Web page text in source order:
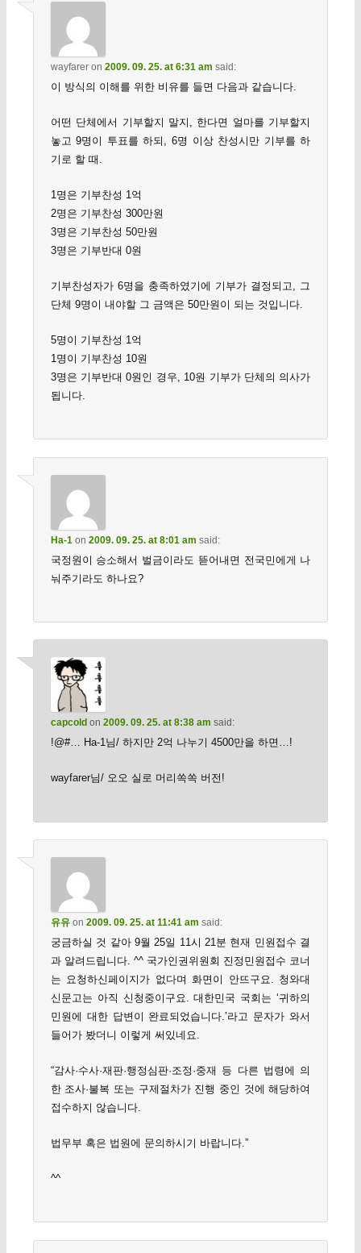
wayfareron 2009. 09. 25. at 6:31 am said:
이 방식의 이해를 위한 비유를 들면 다음과 같습니다.
어떤 단체에서 기부할지 말지, 한다면 얼마를 기부할지
놓고 9명이 투표를 하되, 6명 이상 찬성시만 기부를 하
기로 할 때.
1명은 기부찬성 1억
2명은 기부찬성 300만원
3명은 기부찬성 50만원
3명은 기부반대 0원
기부찬성자가 6명을 충족하였기에 기부가 결정되고, 그
단체 9명이 내야할 그 금액은 50만원이 되는 것입니다.
5명이 기부찬성 1억
1명이 기부찬성 10원
3명은 기부반대 0원인 경우, 10원 기부가 단체의 의사가
됩니다.
Ha-1 on 2009. 09. 25. at 8:01 am said:
국정원이 승소해서 벌금이라도 뜯어내면 전국민에게 나
눠주기라도 하나요?
capcold on 2009. 09. 25. at 8:38 am said:
!@#… Ha-1님/ 하지만 2억 나누기 4500만을 하면…!
wayfarer님/ 오오 실로 머리쏙쏙 버전!
유유on 2009. 09. 25. at 11:41 am said:
궁금하실 것 같아 9월 25일 11시 21분 현재 민원접수 결
과 알려드립니다. ^^ 국가인권위원회 진정민원접수 코너
는 요청하신페이지가 없다며 화면이 안뜨구요. 청와대
신문고는 아직 신청중이구요. 대한민국 국회는 ‘귀하의
민원에 대한 답변이 완료되었습니다.’라고 문자가 와서
들어가 봤더니 이렇게 써있네요.
“감사·수사·재판·행정심판·조정·중재 등 다른 법령에 의
한 조사·불복 또는 구제절차가 진행 중인 것에 해당하여
접수하지 않습니다.
법무부 혹은 법원에 문의하시기 바랍니다.”
^^